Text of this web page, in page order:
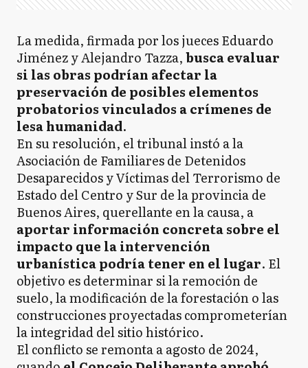
La medida, firmada por los jueces Eduardo
Jiménez y Alejandro Tazza,busca evaluar
si las obras podrían afectar la
preservación de posibles elementos
probatorios vinculados a crímenes de
lesa humanidad.
En su resolución, el tribunal instó a la
Asociación de Familiares de Detenidos
Desaparecidos y Víctimas del Terrorismo de
Estado del Centro y Sur de la provincia de
Buenos Aires, querellante en la causa, a
aportar información concreta sobre el
impacto que la intervención
urbanística podría tener en el lugar. El
objetivo es determinar si la remoción de
suelo, la modificación de la forestación o las
construcciones proyectadas comprometerían
la integridad del sitio histórico.
El conflicto se remonta a agosto de 2024,